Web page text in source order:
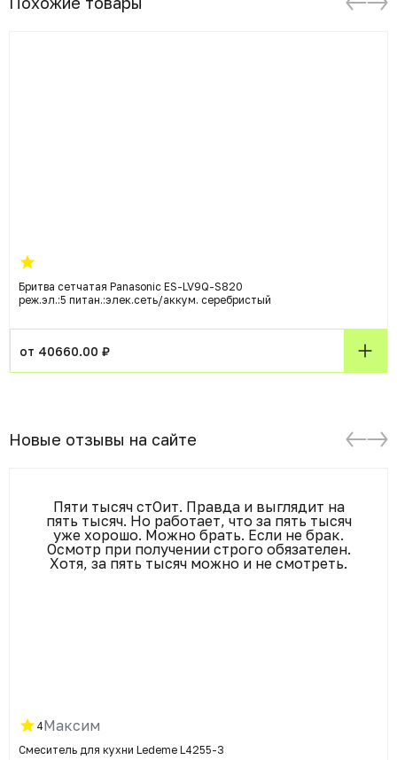
Бритва сетчатая Panasonic ES-LV9Q-S820
реж.эл.:5 питан.:элек.сеть/аккум. серебристый
от 40660.00 ₽
Новые отзывы на сайте
Пяти тысяч стОит. Правда и выглядит на
пять тысяч. Но работает, что за пять тысяч
уже хорошо. Можно брать. Если не брак.
Осмотр при получении строго обязателен.
Хотя, за пять тысяч можно и не смотреть.
4Максим
Смеситель для кухни Ledeme L4255-3